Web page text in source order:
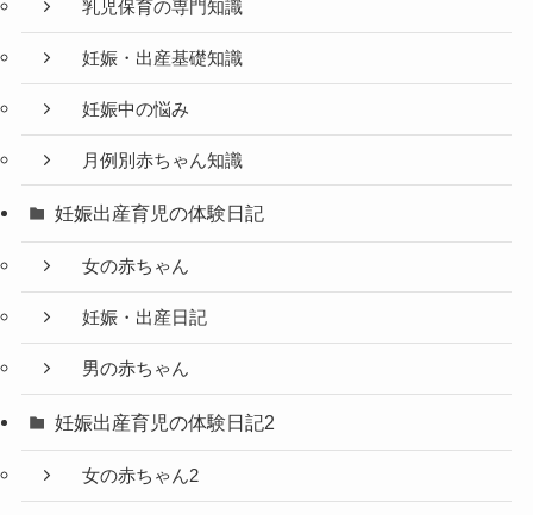
乳児保育の専門知識
妊娠・出産基礎知識
妊娠中の悩み
月例別赤ちゃん知識
妊娠出産育児の体験日記
女の赤ちゃん
妊娠・出産日記
男の赤ちゃん
妊娠出産育児の体験日記2
女の赤ちゃん2